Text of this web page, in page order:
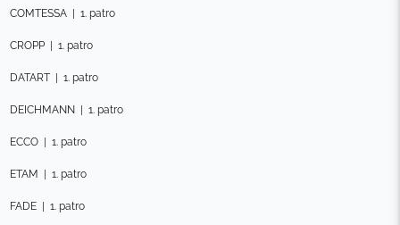
COMTESSA | 1. patro
CROPP | 1. patro
DATART | 1. patro
DEICHMANN | 1. patro
ECCO | 1. patro
ETAM | 1. patro
FADE | 1. patro